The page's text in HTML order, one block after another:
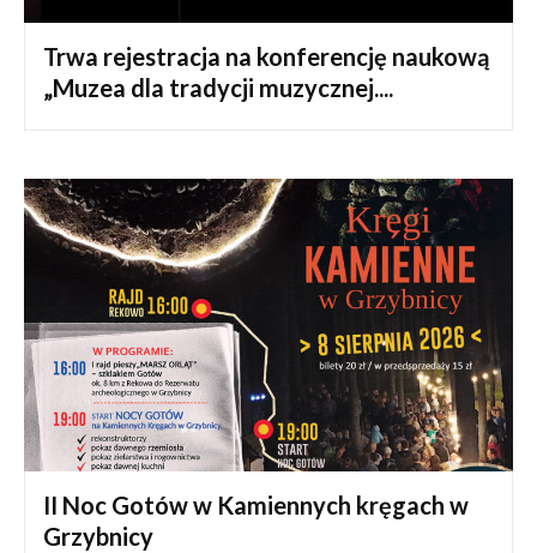
Trwa rejestracja na konferencję naukową
„Muzea dla tradycji muzycznej....
II Noc Gotów w Kamiennych kręgach w
Grzybnicy